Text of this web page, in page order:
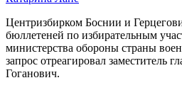
Центризбирком Боснии и
бюллетеней по избирательным
министерства обороны страны
запрос отреагировал заместитель
Гоганович.